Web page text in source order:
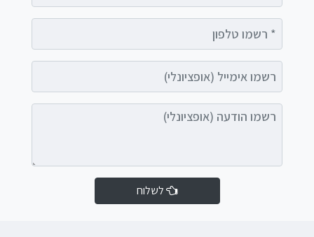
רשמו הודעה (אופציונלי)
לשלוח